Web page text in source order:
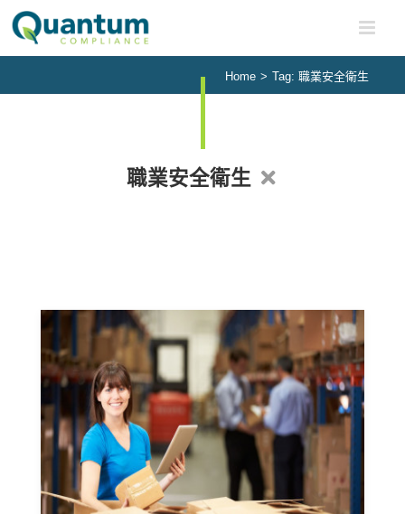
Skip
content
Home > Tag: 職業安全衛生
職業安全衛生